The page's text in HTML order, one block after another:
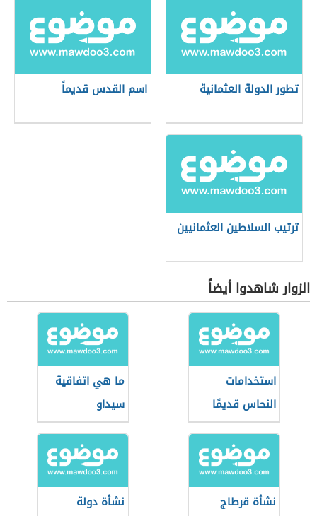
تطور الدولة العثمانية اسم القدس قديماً
ترتيب السلاطين العثمانيين
الزوار شاهدوا أيضاً
استخدامات
النحاس قديمًا
ما هي اتفاقية
سيداو
نشأة قرطاج
نشأة دولة